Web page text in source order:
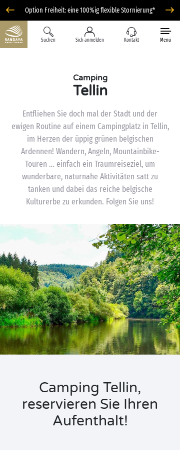
Option Freiheit: eine 100%ig flexible Stornierung*
Suchen Sich anmelden Kontakt Menü
Camping
Tellin
Entfliehen Sie doch mal der Stadt und der
ewigen Routine auf einem Campingplatz in Tellin,
im Herzen der üppig grünen belgischen
Ardennen! Wandern, Angeln, Mountainbike-
Touren … einfach ein Traumreiseziel, um
wunderbare, naturnahe Aktivitäten satt zu
tanken und dabei das reiche belgische
Kulturerbe zu erkunden. Folgen Sie uns!
Camping Tellin,
reservieren Sie Ihren
Aufenthalt!